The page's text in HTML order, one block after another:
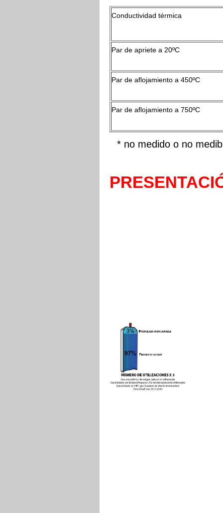
Conductividad térmica
Par de apriete a 20ºC
Par de aflojamiento a 450ºC
Par de aflojamiento a 750ºC
* no medido o no